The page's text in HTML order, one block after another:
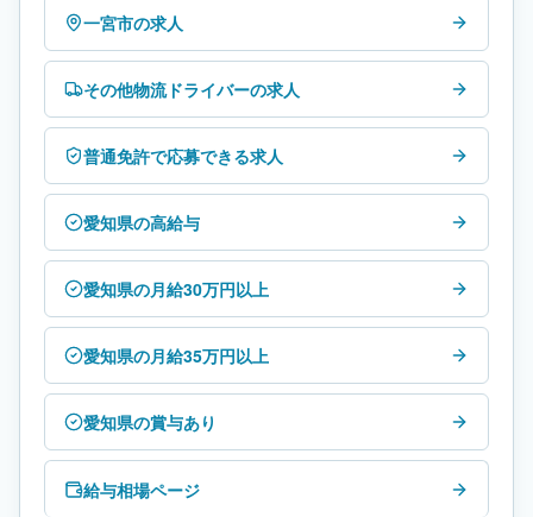
一宮市の求人
その他物流ドライバーの求人
普通免許で応募できる求人
愛知県の高給与
愛知県の月給30万円以上
愛知県の月給35万円以上
愛知県の賞与あり
給与相場ページ